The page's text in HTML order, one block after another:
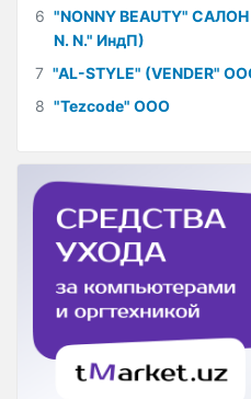
6 "NONNY BEAUTY"
N. N." ИндП)
7 "AL-STYLE" (VENDER"
8 "Tezcode" ООО